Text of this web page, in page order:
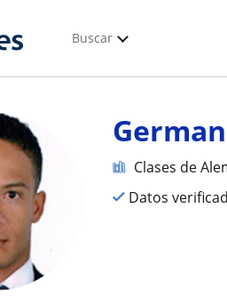
Buscar
German
Clases de
Datos